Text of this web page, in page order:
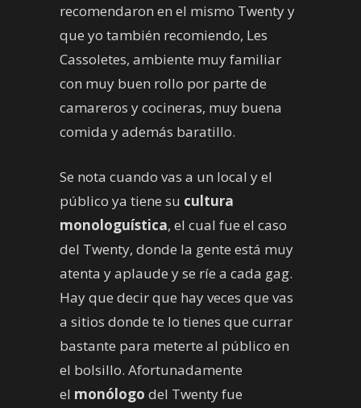
recomendaron en el mismo Twenty y
que yo también recomiendo, Les
Cassoletes, ambiente muy familiar
con muy buen rollo por parte de
camareros y cocineras, muy buena
comida y además baratillo.
Se nota cuando vas a un local y el
público ya tiene su cultura
monologuística, el cual fue el caso
del Twenty, donde la gente está muy
atenta y aplaude y se ríe a cada gag.
Hay que decir que hay veces que vas
a sitios donde te lo tienes que currar
bastante para meterte al público en
el bolsillo. Afortunadamente
el monólogo del Twenty fue